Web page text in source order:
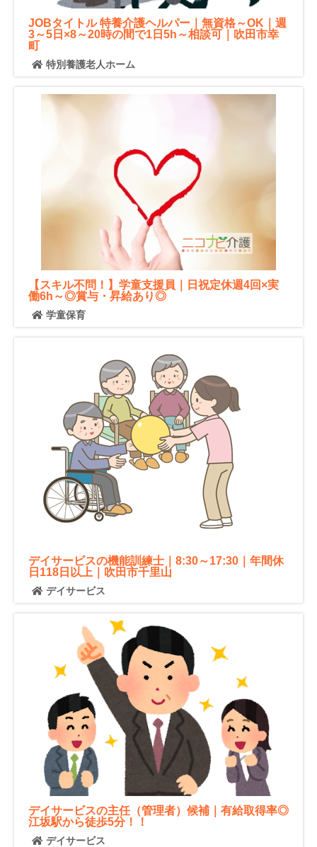
JOBタイトル 特養介護ヘルパー｜無資格～OK｜週
3～5日×8～20時の間で1日5h～相談可｜吹田市幸
町
特別養護老人ホーム
【スキル不問！】学童支援員｜日祝定休週4回×実
働6h～◎賞与・昇給あり◎
学童保育
デイサービスの機能訓練士｜8:30～17:30｜年間休
日118日以上｜吹田市千里山
デイサービス
デイサービスの主任（管理者）候補｜有給取得率◎
江坂駅から徒歩5分！！
デイサービス